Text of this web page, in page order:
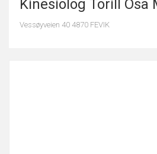
Kinesiolog Torill Osa
Vessøyveien 40 4870 FEVIK